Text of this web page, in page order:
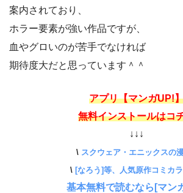
案内されており、
ホラー要素が強い作品ですが、
血やグロいのが苦手でなければ
期待度大だと思っています＾＾
アプリ【マンガUP!
無料インストールはコ
↓↓↓
\ スクウェア・エニックスの
\ [なろう]等、人気原作コミカ
基本無料で読むなら[マン